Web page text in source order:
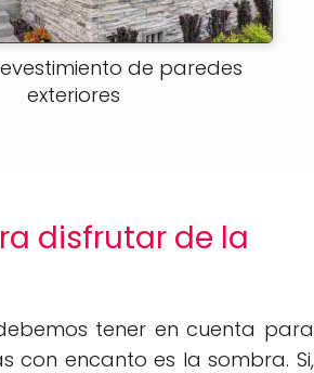
de paredes
exteriores
disfrutar de la
tener en cuenta para
con encanto es la sombra. Si,